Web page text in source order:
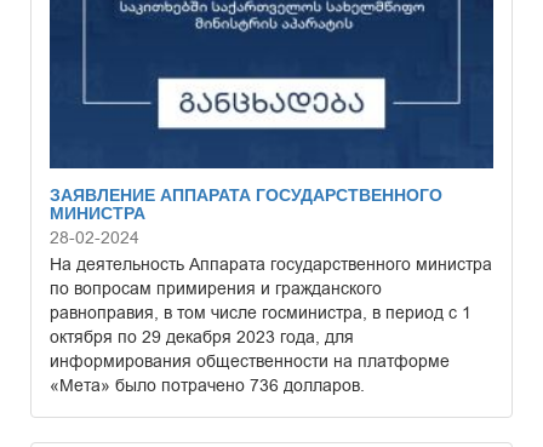
ЗАЯВЛЕНИЕ АППАРАТА ГОСУДАРСТВЕННОГО
МИНИСТРА
28-02-2024
На деятельность Аппарата государственного министра
по вопросам примирения и гражданского
равноправия, в том числе госминистра, в период с 1
октября по 29 декабря 2023 года, для
информирования общественности на платформе
«Мета» было потрачено 736 долларов.